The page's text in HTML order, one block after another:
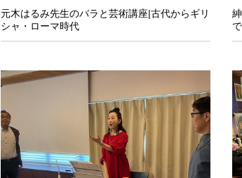
元木はるみ先生のバラと芸術講座|古代からギリ
シャ・ローマ時代